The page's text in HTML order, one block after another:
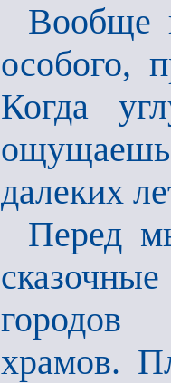
Вообще
особого,
Когда
далеких
Перед
городов
храмов.